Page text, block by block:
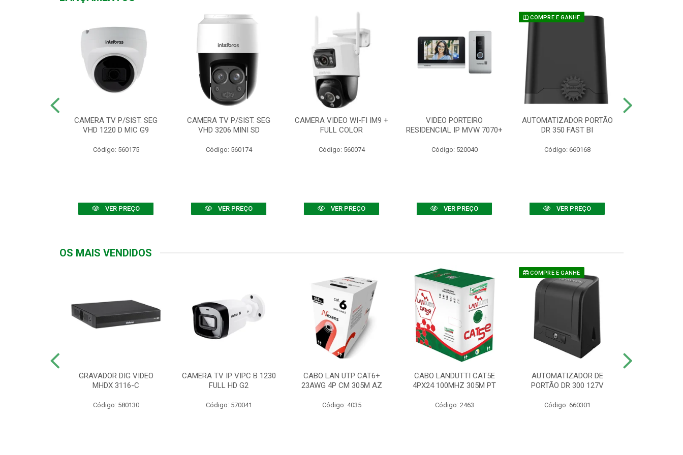
CAMERA TV P/SIST. SEG
VHD 1220 D MIC G9
Código: 560175
VER PREÇO
CAMERA TV P/SIST. SEG
VHD 3206 MINI SD
Código: 560174
VER PREÇO
CAMERA VIDEO WI-FI IM9 +
FULL COLOR
Código: 560074
VER PREÇO
VIDEO PORTEIRO
RESIDENCIAL IP MVW 7070+
Código: 520040
VER PREÇO
COMPRE E GANHE
AUTOMATIZADOR PORTÃO
DR 350 FAST BI
Código: 660168
VER PREÇO
OS MAIS VENDIDOS
GRAVADOR DIG VIDEO
MHDX 3116-C
Código: 580130
CAMERA TV IP VIPC B 1230
FULL HD G2
Código: 570041
CABO LAN UTP CAT6+
23AWG 4P CM 305M AZ
Código: 4035
CABO LANDUTTI CAT5E
4PX24 100MHZ 305M PT
Código: 2463
COMPRE E GANHE
AUTOMATIZADOR DE
PORTÃO DR 300 127V
Código: 660301